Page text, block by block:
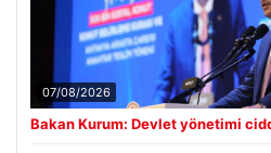
07/08/2026
Bakan Kurum: Devlet yönetimi